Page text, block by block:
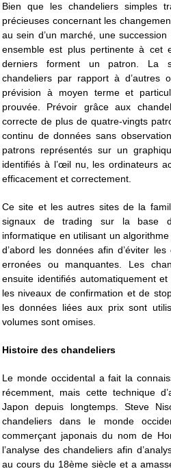
Bien que les chandeliers simples
précieuses concernant les
au sein d’un marché, une
ensemble est plus pertinente à cet
derniers forment un patron. La
chandeliers par rapport à d’autres
prévision à moyen terme et
prouvée. Prévoir grâce aux
correcte de plus de quatre-vingts
continu de données sans
patrons représentés sur un
identifiés à l’œil nu, les ordinateurs
efficacement et correctement.
Ce site et les autres sites de la
signaux de trading sur la base
informatique en utilisant un
d’abord les données afin d’éviter
erronées ou manquantes. Les
ensuite identifiés automatiquement
les niveaux de confirmation et de
les données liées aux prix sont
volumes sont omises.
Histoire des chandeliers
Le monde occidental a fait la
récemment, mais cette technique
Japon depuis longtemps. Steve
chandeliers dans le monde
commerçant japonais du nom de
l’analyse des chandeliers afin
au cours du 18ème siècle et a